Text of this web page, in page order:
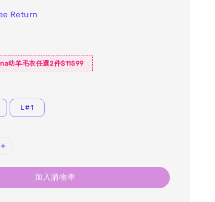
Return
幼羊毛衣任選2件$11599
L#1
加入購物車